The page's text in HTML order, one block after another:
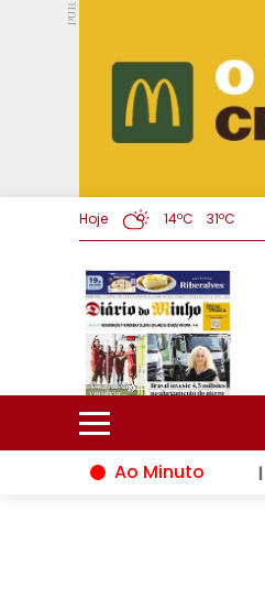
PUB.
Hoje 14ºC 31ºC
Ao Minuto
mundo da moda | D.